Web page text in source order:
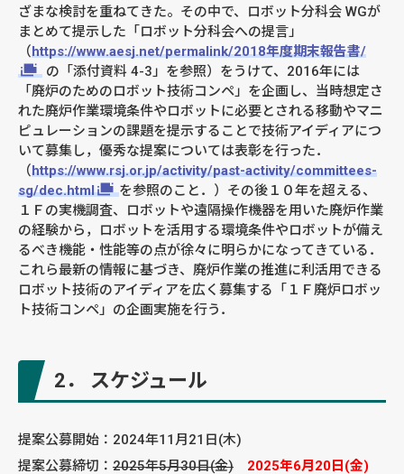
ざまな検討を重ねてきた。その中で、ロボット分科会 WGが
まとめて提示した「ロボット分科会への提言」
（https://www.aesj.net/permalink/2018年度期末報告書/
の「添付資料 4-3」を参照）をうけて、2016年には
「廃炉のためのロボット技術コンペ」を企画し、当時想定さ
れた廃炉作業環境条件やロボットに必要とされる移動やマニ
ピュレーションの課題を提示することで技術アイディアにつ
いて募集し，優秀な提案については表彰を行った．
（https://www.rsj.or.jp/activity/past-activity/committees-
sg/dec.html
を参照のこと．）その後１０年を超える、
１Ｆの実機調査、ロボットや遠隔操作機器を用いた廃炉作業
の経験から，ロボットを活用する環境条件やロボットが備え
るべき機能・性能等の点が徐々に明らかになってきている．
これら最新の情報に基づき、廃炉作業の推進に利活用できる
ロボット技術のアイディアを広く募集する「１Ｆ廃炉ロボッ
ト技術コンペ」の企画実施を行う．
2． スケジュール
提案公募開始：2024年11月21日(木)
提案公募締切： 2025年5月30日(金)
2025年6月20日(金)